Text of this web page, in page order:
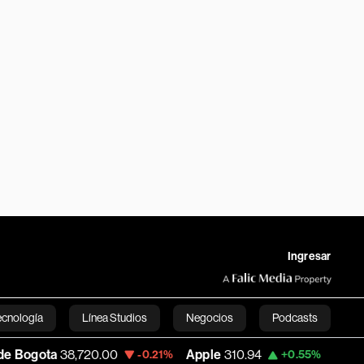
Ingresar
Línea Studios Negocios Podcasts
English-0.21% Apple 310.94 +0.55% USD COP 3,175.95